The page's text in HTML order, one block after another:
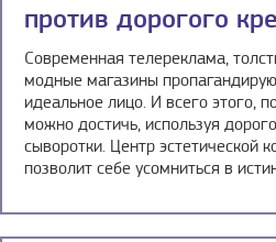
против дорогого
Современная телереклама,
модные магазины
идеальное лицо. И всего этого,
можно достичь, используя
сыворотки. Центр эстетической
позволит себе усомниться в